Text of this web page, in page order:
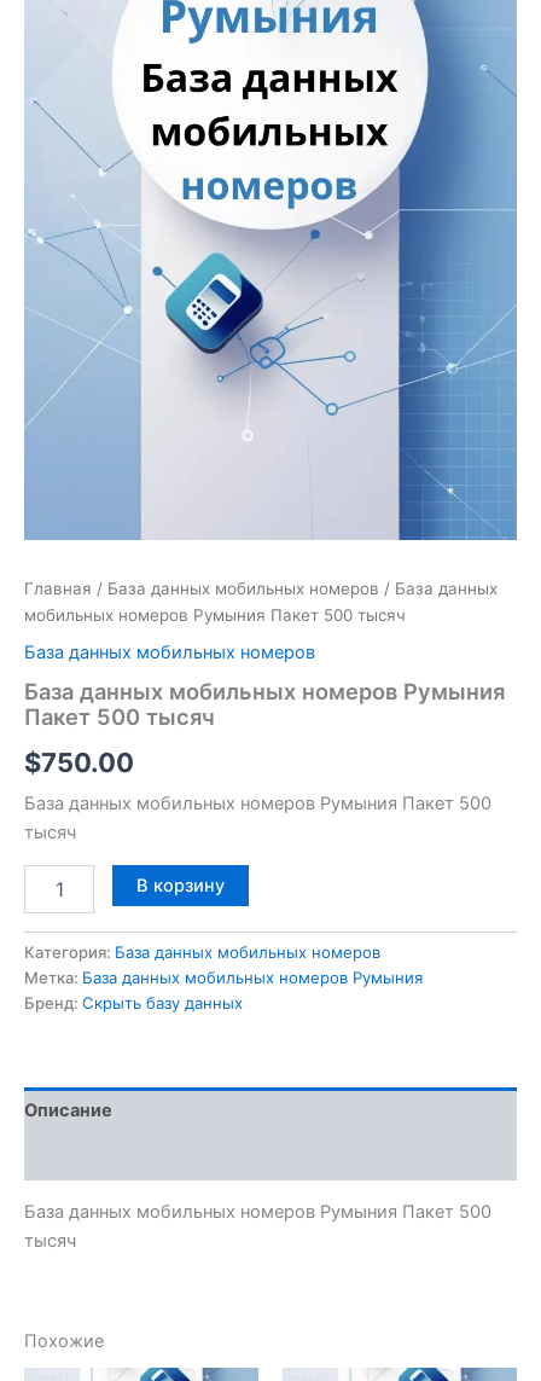
Главная / База данных мобильных номеров / База данных
мобильных номеров Румыния Пакет 500 тысяч
База данных мобильных номеров
База данных мобильных номеров Румыния
Пакет 500 тысяч
$750.00
База данных мобильных номеров Румыния Пакет 500
тысяч
В корзину
Категория: База данных мобильных номеров
Метка: База данных мобильных номеров Румыния
Бренд: Скрыть базу данных
Описание
База данных мобильных номеров Румыния Пакет 500
тысяч
Похожие